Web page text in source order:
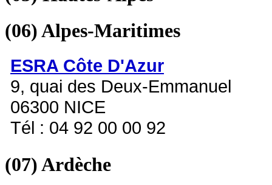
(06)Alpes-Maritimes
ESRA Côte D'Azur
9, quai des Deux-Emmanuel
06300 NICE
Tél : 04 92 00 00 92
(07)Ardèche